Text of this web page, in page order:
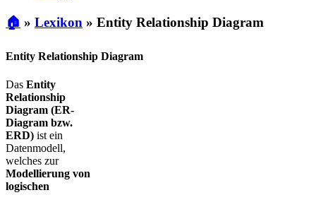
🏠 » Lexikon » Entity Relationship Diagram
Entity Relationship Diagram
Das Entity
Relationship
Diagram (ER-
Diagram bzw.
ERD) ist ein
Datenmodell,
welches zur
Modellierung von
logischen